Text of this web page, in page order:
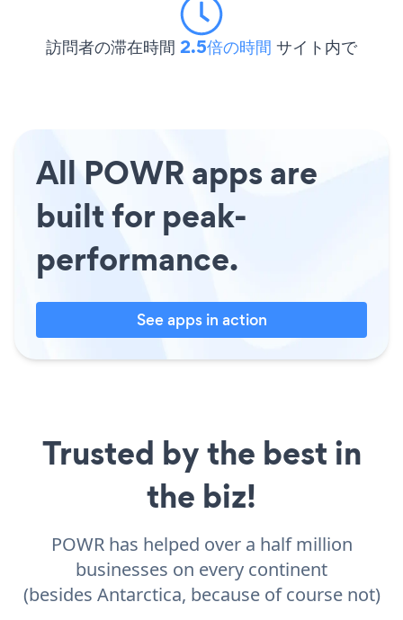
訪問者の滞在時間 2.5倍の時間 サイト内で
All POWR apps are
built for peak-
performance.
See apps in action
Trusted by the best in
the biz!
POWR has helped over a half million
businesses on every continent
(besides Antarctica, because of course not)